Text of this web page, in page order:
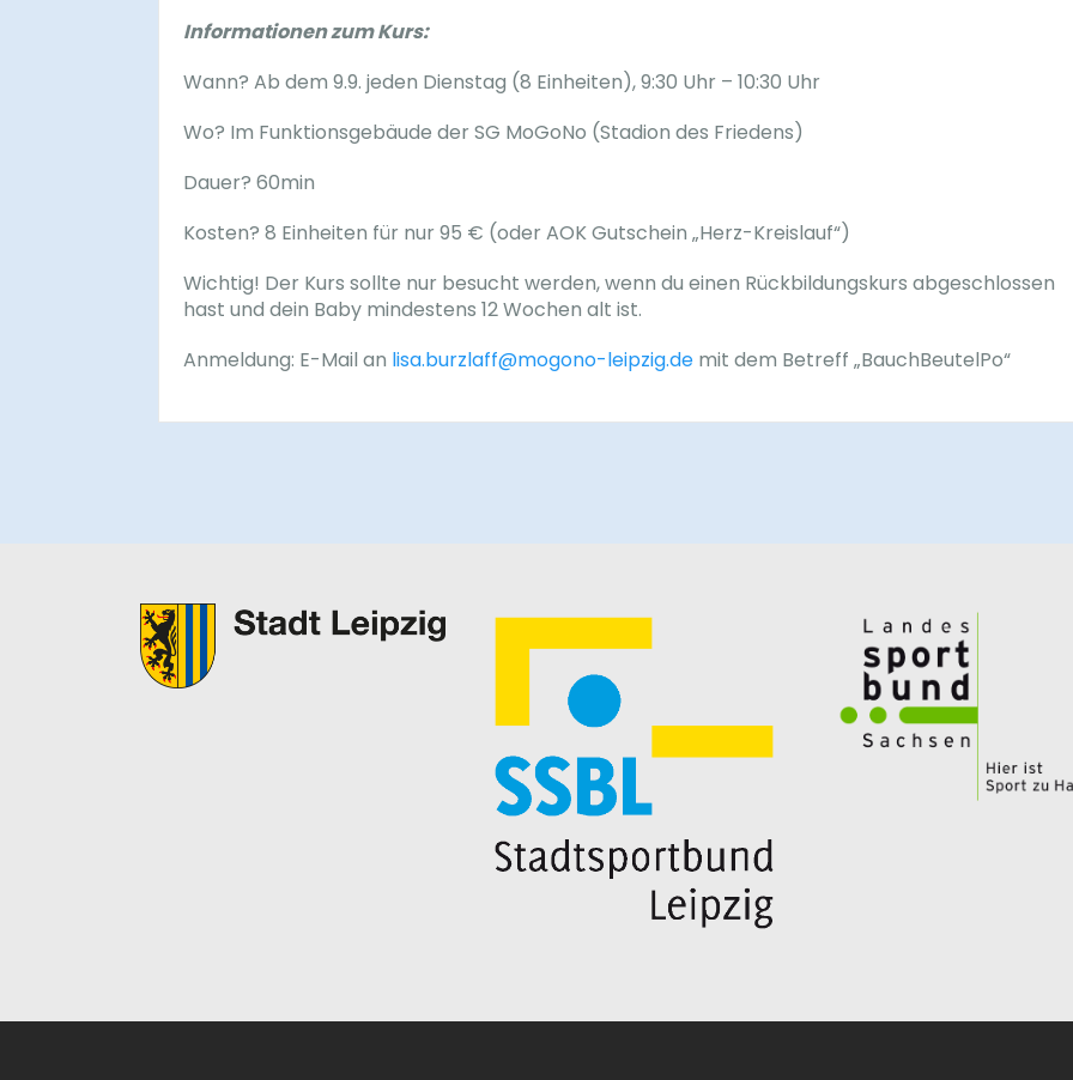
Informationen zum Kurs:
Wann? Ab dem 9.9. jeden Dienstag (8 Einheiten), 9:30 Uhr – 10:30 Uhr
Wo? Im Funktionsgebäude der SG MoGoNo (Stadion des Friedens)
Dauer? 60min
Kosten? 8 Einheiten für nur 95 € (oder AOK Gutschein „Herz-Kreislauf“)
Wichtig! Der Kurs sollte nur besucht werden, wenn du einen Rückbildungskurs abgeschlossen
hast und dein Baby mindestens 12 Wochen alt ist.
Anmeldung: E-Mail an lisa.burzlaff@mogono-leipzig.de mit dem Betreff „BauchBeutelPo“